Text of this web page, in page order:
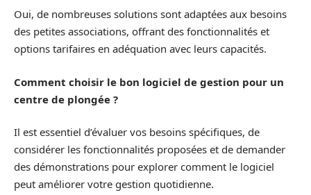
Oui, de nombreuses solutions sont adaptées aux besoins
des petites associations, offrant des fonctionnalités et
options tarifaires en adéquation avec leurs capacités.
Comment choisir le bon logiciel de gestion pour un
centre de plongée ?
Il est essentiel d’évaluer vos besoins spécifiques, de
considérer les fonctionnalités proposées et de demander
des démonstrations pour explorer comment le logiciel
peut améliorer votre gestion quotidienne.